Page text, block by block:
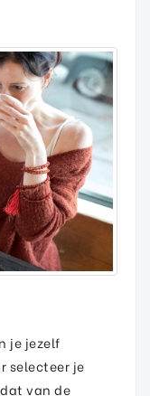
je jezelf
selecteer je
van de